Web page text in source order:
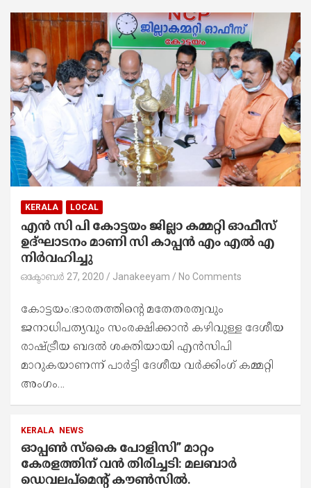
KERALA LOCAL
എൻ സി പി കോട്ടയം ജില്ലാ കമ്മറ്റി ഓഫീസ്
ഉദ്ഘാടനം മാണി സി കാപ്പൻ എം എൽ എ
നിർവഹിച്ചു
ഒക്ടോബർ 27, 2020 Janakeeyam No Comments
കോട്ടയം:ഭാരതത്തിൻ്റെ മതേതരത്വവും
ജനാധിപത്യവും സംരക്ഷിക്കാൻ കഴിവുള്ള ദേശീയ
രാഷ്ട്രീയ ബദൽ ശക്തിയായി എൻസിപി
മാറുകയാണന്ന് പാർട്ടി ദേശീയ വർക്കിംഗ് കമ്മറ്റി
അംഗം…
KERALA NEWS
ഓപ്പൺ സ്കൈ പോളിസി” മാറ്റം
കേരളത്തിന് വൻ തിരിച്ചടി: മലബാർ
ഡെവലപ്മെന്റ് കൗൺസിൽ.